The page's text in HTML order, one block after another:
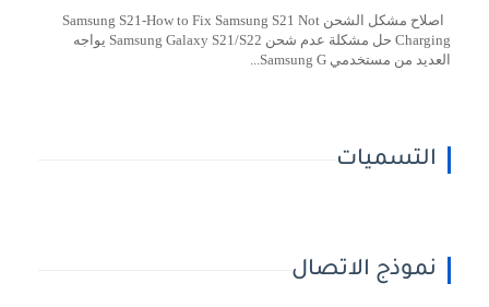
اصلاح مشكل الشحن Samsung S21-How to Fix Samsung S21 Not
Charging حل مشكلة عدم شحن Samsung Galaxy S21/S22 يواجه
العديد من مستخدمي Samsung G...
التسميات
نموذج الاتصال